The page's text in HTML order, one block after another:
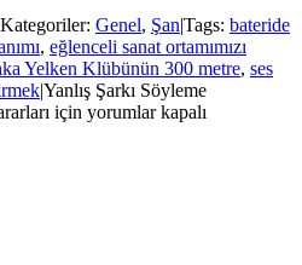
Kategoriler: Genel, Şan|Tags: bateride
, eğlenceli sanat ortamımızı
Yelken Klübünün 300 metre, ses
|Yanlış Şarkı Söyleme
için yorumlar kapalı